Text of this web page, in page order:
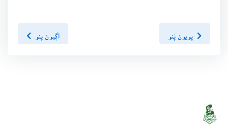
پويون پَنو اڳيون پنو